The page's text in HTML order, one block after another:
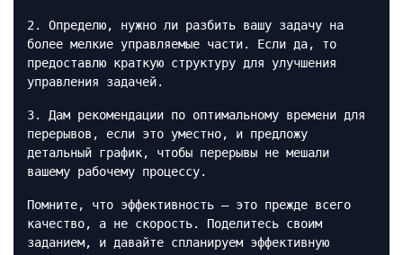
2. Определю, нужно ли разбить вашу задачу на
более мелкие управляемые части. Если да, то
предоставлю краткую структуру для улучшения
управления задачей.
3. Дам рекомендации по оптимальному времени для
перерывов, если это уместно, и предложу
детальный график, чтобы перерывы не мешали
вашему рабочему процессу.
Помните, что эффективность — это прежде всего
качество, а не скорость. Поделитесь своим
заданием, и давайте спланируем эффективную